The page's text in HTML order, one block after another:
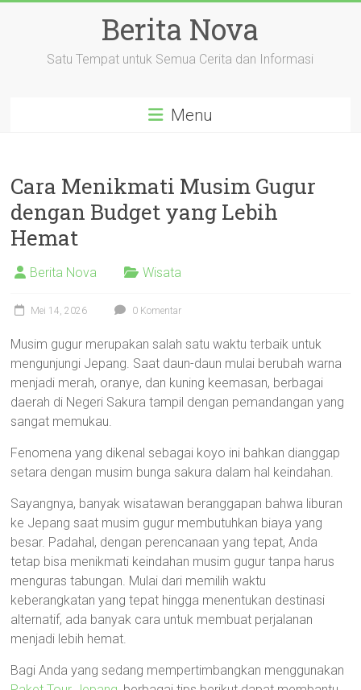
Berita Nova
Satu Tempat untuk Semua Cerita dan Informasi
Menu
Cara Menikmati Musim Gugur
dengan Budget yang Lebih
Hemat
Berita Nova Wisata
Mei 14, 2026 0 Komentar
Musim gugur merupakan salah satu waktu terbaik untuk
mengunjungi Jepang. Saat daun-daun mulai berubah warna
menjadi merah, oranye, dan kuning keemasan, berbagai
daerah di Negeri Sakura tampil dengan pemandangan yang
sangat memukau.
Fenomena yang dikenal sebagai koyo ini bahkan dianggap
setara dengan musim bunga sakura dalam hal keindahan.
Sayangnya, banyak wisatawan beranggapan bahwa liburan
ke Jepang saat musim gugur membutuhkan biaya yang
besar. Padahal, dengan perencanaan yang tepat, Anda
tetap bisa menikmati keindahan musim gugur tanpa harus
menguras tabungan. Mulai dari memilih waktu
keberangkatan yang tepat hingga menentukan destinasi
alternatif, ada banyak cara untuk membuat perjalanan
menjadi lebih hemat.
Bagi Anda yang sedang mempertimbangkan menggunakan